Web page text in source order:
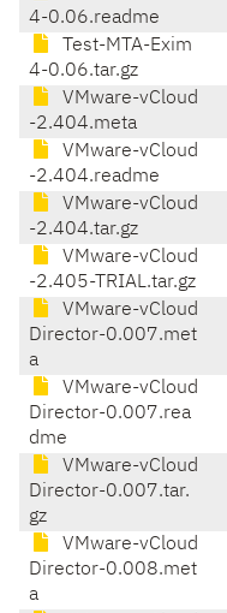
4-0.06.readme
Test-MTA-Exim
4-0.06.tar.gz
VMware-vCloud
-2.404.meta
VMware-vCloud
-2.404.readme
VMware-vCloud
-2.404.tar.gz
VMware-vCloud
-2.405-TRIAL.tar.gz
VMware-vCloud
Director-0.007.met
a
VMware-vCloud
Director-0.007.rea
dme
VMware-vCloud
Director-0.007.tar.
gz
VMware-vCloud
Director-0.008.met
a